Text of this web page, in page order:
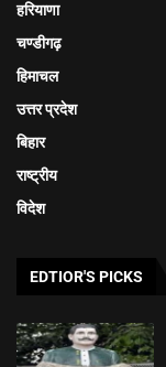
हरियाणा
चण्डीगढ़
हिमाचल
उत्तर प्रदेश
बिहार
राष्ट्रीय
विदेश
EDTIOR'S PICKS